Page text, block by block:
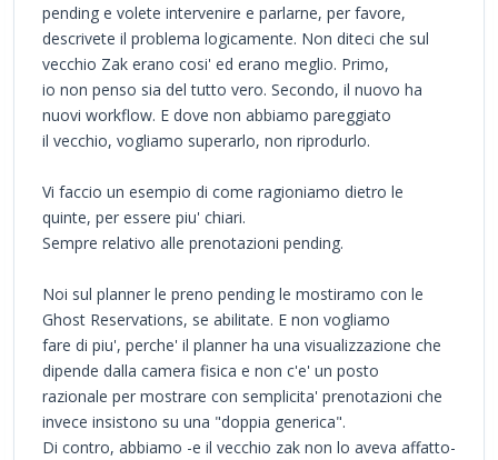
pending e volete intervenire e parlarne, per favore,
descrivete il problema logicamente. Non diteci che sul
vecchio Zak erano cosi' ed erano meglio. Primo,
io non penso sia del tutto vero. Secondo, il nuovo ha
nuovi workflow. E dove non abbiamo pareggiato
il vecchio, vogliamo superarlo, non riprodurlo.
Vi faccio un esempio di come ragioniamo dietro le
quinte, per essere piu' chiari.
Sempre relativo alle prenotazioni pending.
Noi sul planner le preno pending le mostiramo con le
Ghost Reservations, se abilitate. E non vogliamo
fare di piu', perche' il planner ha una visualizzazione che
dipende dalla camera fisica e non c'e' un posto
razionale per mostrare con semplicita' prenotazioni che
invece insistono su una "doppia generica".
Di contro, abbiamo -e il vecchio zak non lo aveva affatto-